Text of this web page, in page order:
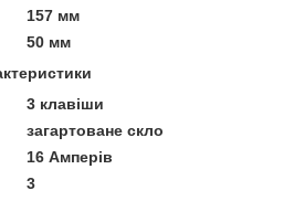
157 мм
50 мм
3 клавіши
загартоване скло
16 Амперів
3